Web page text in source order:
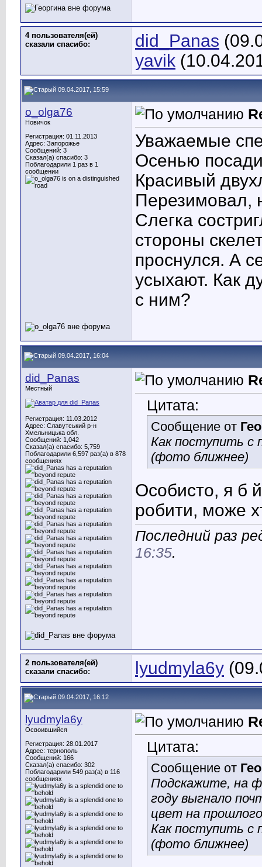
4 пользователя(ей)
сказали cпасибо:
did_Panas
yavik
09.04.2017, 15:59
o_olga76
Новичок
Регистрация: 01.11.2013
Адрес: Запорожье
Сообщений: 3
Сказал(а) спасибо: 3
Поблагодарили 1 раз в 1
сообщении
Уважаемые
Осенью
Красивый
Перезимовал,
Слегка
стороны
проснулся. А
усыхают. Как
с ним?
09.04.2017, 16:04
did_Panas
Местный
Регистрация: 11.03.2012
Адрес: Славутський р-н
Хмельницька обл.
Сообщений: 1,042
Сказал(а) спасибо: 5,759
Поблагодарили 6,597 раз(а) в 878
сообщениях
Цитата:
Сообщение от
Как поступить с
(фото ближнее)
Особисто, я б
робити, може
Последний раз
16:35.
2 пользователя(ей)
сказали cпасибо:
lyudmyla6y
09.04.2017, 16:12
lyudmyla6y
Освоившийся
Регистрация: 28.01.2017
Адрес: тернополь
Сообщений: 166
Сказал(а) спасибо: 302
Поблагодарили 549 раз(а) в 116
сообщениях
Цитата:
Сообщение от
Подскажите, на
году выгнало
цвет на
Как поступить с
(фото ближнее)